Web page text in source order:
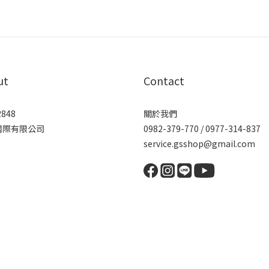
有限公司
Contact
關於我們
0982-379-770 / 0977-314-837
service.gsshop@gmail.com